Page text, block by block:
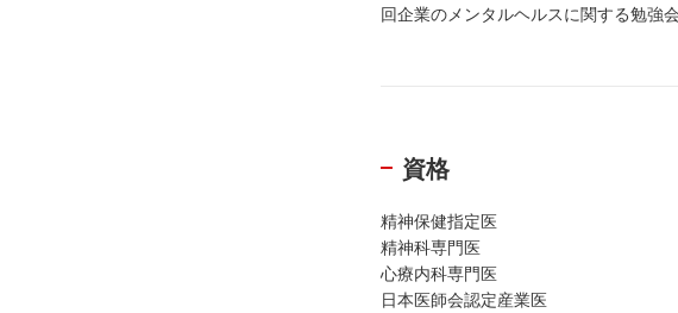
回企業のメンタルヘルスに関する勉強
資格
精神保健指定医
精神科専門医
心療内科専門医
日本医師会認定産業医